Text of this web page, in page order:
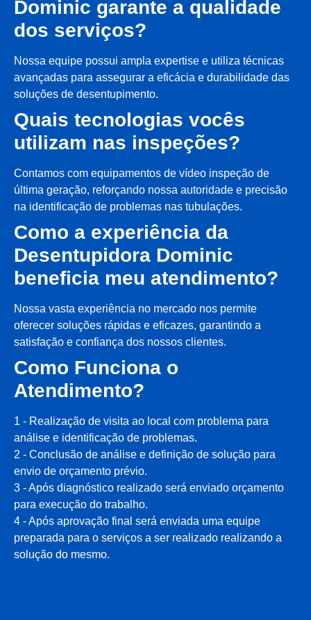
Dominic garante a qualidade
dos serviços?
Nossa equipe possui ampla expertise e utiliza técnicas
avançadas para assegurar a eficácia e durabilidade das
soluções de desentupimento.
Quais tecnologias vocês
utilizam nas inspeções?
Contamos com equipamentos de vídeo inspeção de
última geração, reforçando nossa autoridade e precisão
na identificação de problemas nas tubulações.
Como a experiência da
Desentupidora Dominic
beneficia meu atendimento?
Nossa vasta experiência no mercado nos permite
oferecer soluções rápidas e eficazes, garantindo a
satisfação e confiança dos nossos clientes.
Como Funciona o
Atendimento?
1 - Realização de visita ao local com problema para
análise e identificação de problemas.
2 - Conclusão de análise e definição de solução para
envio de orçamento prévio.
3 - Após diagnóstico realizado será enviado orçamento
para execução do trabalho.
4 - Após aprovação final será enviada uma equipe
preparada para o serviços a ser realizado realizando a
solução do mesmo.